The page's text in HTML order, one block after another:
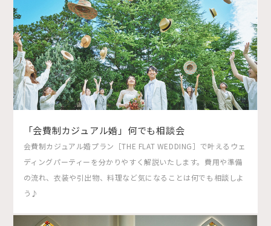
「会費制カジュアル婚」何でも相談会
会費制カジュアル婚プラン［THE FLAT WEDDING］で叶えるウェ
ディングパーティーを分かりやすく解説いたします。費用や準備
の流れ、衣装や引出物、料理など気になることは何でも相談しよ
う♪